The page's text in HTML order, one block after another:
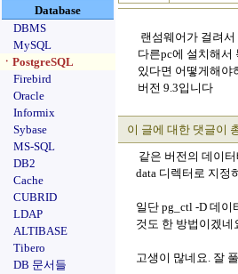
Database
DBMS
MySQL
ㆍPostgreSQL
Firebird
Oracle
Informix
Sybase
MS-SQL
DB2
Cache
CUBRID
LDAP
ALTIBASE
Tibero
DB 문서들
랜섬웨어가 걸려
다른pc에 설치해서
있다면 어떻게해야
버전 9.3입니다
이 글에 대한 댓글이
같은 버전의 데이
data 디렉터로 지정
일단 pg_ctl -D 데이
것도 한 방법이겠네
고생이 많네요. 잘